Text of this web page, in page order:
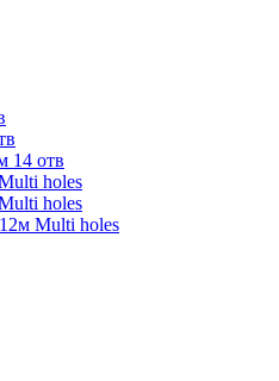
14 отв
holes
holes
Multi holes